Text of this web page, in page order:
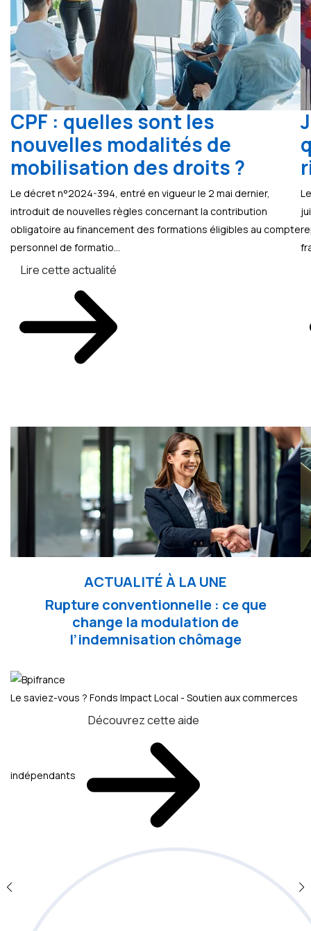
CPF : quelles sont les
nouvelles modalités de
mobilisation des droits ?
Le décret n°2024-394, entré en vigueur le 2 mai dernier,
introduit de nouvelles règles concernant la contribution
obligatoire au financement des formations éligibles au compte
personnel de formatio...
Lire cette actualité
ACTUALITÉ À LA UNE
Rupture conventionnelle : ce que
change la modulation de
l’indemnisation chômage
Le saviez-vous ? Fonds Impact Local - Soutien aux commerces
indépendants
Découvrez cette aide